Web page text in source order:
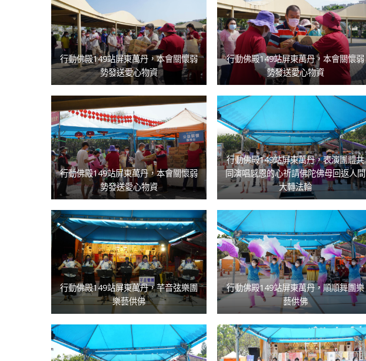
行動佛殿149站屏東萬丹，本會關懷弱
勢發送愛心物資
行動佛殿149站屏東萬丹，本會關懷弱
勢發送愛心物資
行動佛殿149站屏東萬丹，本會關懷弱
勢發送愛心物資
行動佛殿149站屏東萬丹，表演團體共
同演唱感恩的心祈請佛陀佛母回返人間
大轉法輪
行動佛殿149站屏東萬丹，芊音弦樂團
樂藝供佛
行動佛殿149站屏東萬丹，順順舞團樂
藝供佛